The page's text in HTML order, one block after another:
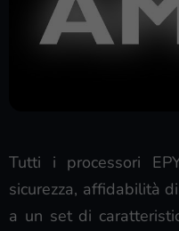
Tutti i processori
sicurezza, affidabilità
a un set di